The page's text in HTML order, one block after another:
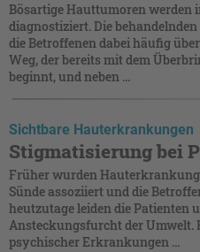
Bösartige Hauttumoren werden
diagnostiziert. Die
die Betroffenen dabei häufig
Weg, der bereits mit dem
beginnt, und neben ...
Sichtbare Hauterkrankungen
Stigmatisierung bei
Früher wurden
Sünde assoziiert und die
heutzutage leiden die Patienten
Ansteckungsfurcht der Umwelt.
psychischer Erkrankungen ...